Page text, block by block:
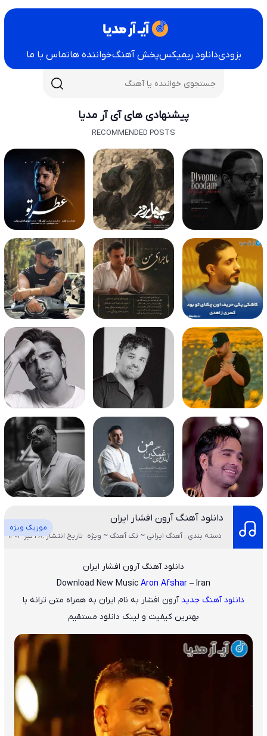
بزودیدانلود ریمیکسپخش آهنگخواننده هاتماس با ما
پیشنهادی های آی آر مدیا
RECOMMENDED POSTS
دانلود آهنگ آرون افشار ایران
موزیک ویژه
دسته بندی : آهنگ ایرانی ~ تک آهنگ ~ ویژه تاریخ انتشار :28 تیر 1404
دانلود آهنگ آرون افشار ایران
Download New Music Aron Afshar – Iran
دانلود آهنگ جدید آرون افشار به نام ایران به همراه متن ترانه با
بهترین کیفیت و لینک دانلود مستقیم